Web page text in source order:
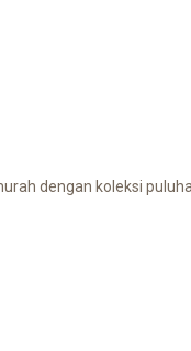
dengan koleksi